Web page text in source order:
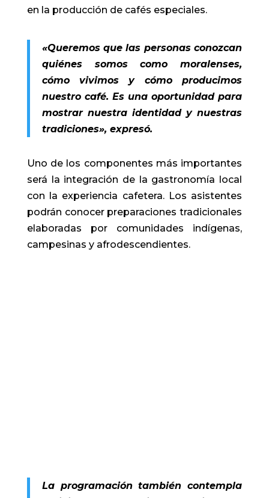
en la producción de cafés especiales.
«Queremos que las personas conozcan
quiénes somos como moralenses,
cómo vivimos y cómo producimos
nuestro café. Es una oportunidad para
mostrar nuestra identidad y nuestras
tradiciones», expresó.
Uno de los componentes más importantes
será la integración de la gastronomía local
con la experiencia cafetera. Los asistentes
podrán conocer preparaciones tradicionales
elaboradas por comunidades indígenas,
campesinas y afrodescendientes.
La programación también contempla